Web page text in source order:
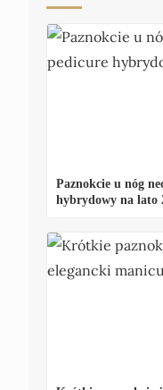
Paznokcie u nóg
hybrydowy na lato